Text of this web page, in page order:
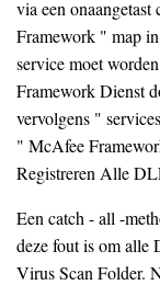
via een
Framework " map
service moet
Framework Dienst
vervolgens "
" McAfee
Registreren Alle
Een catch - all -
deze fout is om alle
Virus Scan Folder.